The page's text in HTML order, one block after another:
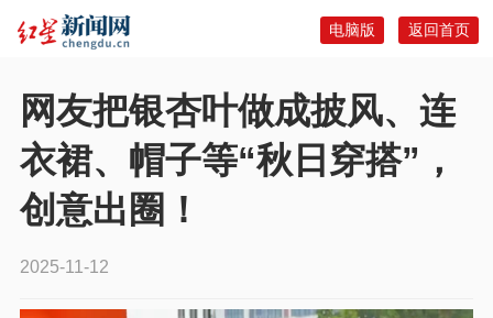
返回首页
电脑版
网友把银杏叶做成披风、连
衣裙、帽子等“秋日穿搭”，
创意出圈！
2025-11-12